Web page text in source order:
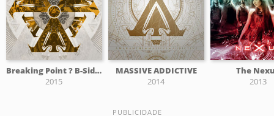
Breaking Point ? B-Sides 2011-2015
2015
MASSIVE ADDICTIVE
2014
The
2013